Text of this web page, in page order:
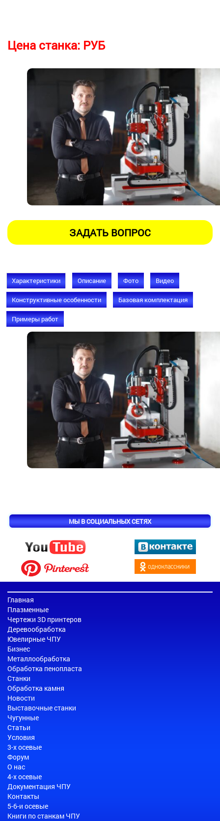
Цена станка: РУБ
Характеристики Описание Фото Видео
Конструктивные особенности Базовая комплектация
Примеры работ
МЫ В СОЦИАЛЬНЫХ СЕТЯХ
Главная
Плазменные
Чертежи 3D принтеров
Деревообработка
Ювелирные ЧПУ
Бизнес
Металлообработка
Обработка пенопласта
Станки
Обработка камня
Новости
Выставочные станки
Чугунные
Статьи
Условия
3-х осевые
Форум
О нас
4-х осевые
Документация ЧПУ
Контакты
5-6-и осевые
Книги по станкам ЧПУ